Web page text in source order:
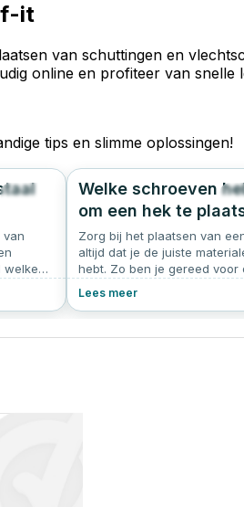
it
van schuttingen en
online en profiteer van snelle
tips en slimme oplossingen!
5.0
van
welke
kunt
Welke schroeven
om een hek te
Zorg bij het plaatsen van
altijd dat je de juiste
hebt. Zo ben je gereed voor
kom je de stormen ook door.
alles over wat je nodig hebt
Lees meer